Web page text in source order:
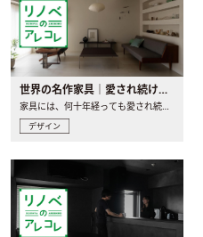
世界の名作家具｜愛され続ける理由と一生モノとの出会い方
家具には、何十年経っても愛され続ける「名作」と呼ばれるもの..
デザイン